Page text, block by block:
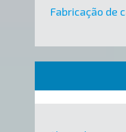
Fabricação de